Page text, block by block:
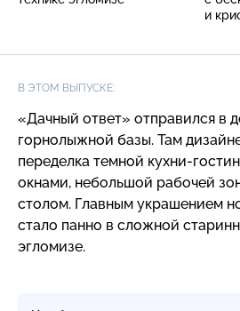
и
В ЭТОМ ВЫПУСКЕ:
«Дачный ответ» отправился в
горнолыжной базы. Там
переделка темной кухни-
окнами, небольшой рабочей
столом. Главным украшением
стало панно в сложной
эгломизе.